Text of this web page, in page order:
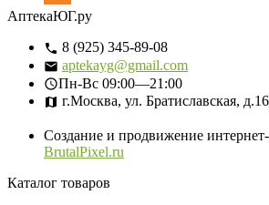
АптекаЮГ.ру
8 (925) 345-89-08
aptekayg@gmail.com
Пн-Вс 09:00—21:00
г.Москва, ул. Братиславская,
Создание и продвижение
BrutalPixel.ru
Каталог товаров